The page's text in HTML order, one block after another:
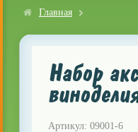
Главная
Набор
Артикул: 09001-6